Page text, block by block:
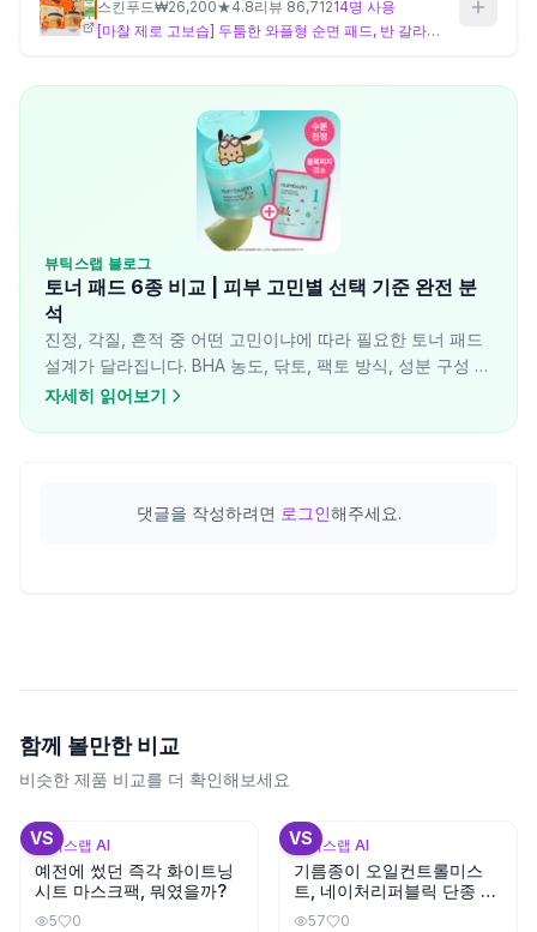
스킨푸드₩26,200★4.8리뷰 86,71214명 사용
[마찰 제로 고보습] 두툼한 와플형 순면 패드, 반 갈라 2회 사용 가능, 베타카로틴 진정, 무향료, 극건성·극민감 피부 최적
뷰틱스랩 블로그
토너 패드 6종 비교 | 피부 고민별 선택 기준 완전 분
석
진정, 각질, 흔적 중 어떤 고민이냐에 따라 필요한 토너 패드
설계가 달라집니다. BHA 농도, 닦토, 팩토 방식, 성분 구성 차
이를 기준으로 6종을 분석했습니다.
자세히 읽어보기
댓글을 작성하려면 로그인해주세요.
함께 볼만한 비교
비슷한 제품 비교를 더 확인해보세요
VS
뷰틱스랩 AI
예전에 썼던 즉각 화이트닝
시트 마스크팩, 뭐였을까?
5 0
VS
뷰틱스랩 AI
기름종이 오일컨트롤미스
트, 네이처리퍼블릭 단종 대
체템은?
57 0